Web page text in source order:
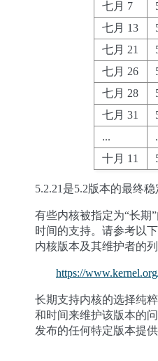
七月 7
七月 13
七月 21
七月 26
七月 28
七月 31
...
十月 11
5.2.21是5.2版本的最终稳
有些内核被指定为“长期
时间的支持。请参考以
内核版本及其维护者的列
https://
长期支持内核的选择纯
和时间来维护该版本的
发布的任何特定版本提